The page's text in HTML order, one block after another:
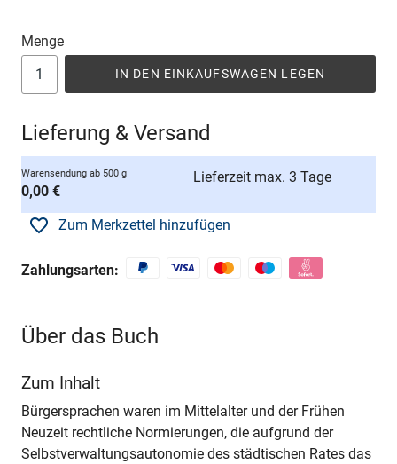
Menge
IN DEN EINKAUFSWAGEN LEGEN
Lieferung & Versand
Warensendung ab 500 g
0,00 €
Lieferzeit max. 3 Tage
Zum Merkzettel hinzufügen
Zahlungsarten:
Über das Buch
Zum Inhalt
Bürgersprachen waren im Mittelalter und der Frühen
Neuzeit rechtliche Normierungen, die aufgrund der
Selbstverwaltungsautonomie des städtischen Rates das